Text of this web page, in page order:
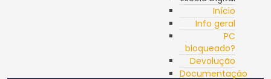
Início
Info geral
PC
bloqueado?
Devolução
Documentação